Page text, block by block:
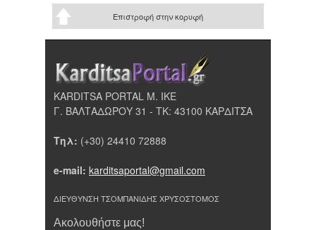
Επιστροφή στην κορυφή
KARDITSA PORTAL Μ. ΙΚΕ
Γ. ΒΑΛΤΑΔΩΡΟΥ 31 - ΤΚ: 43100 ΚΑΡΔΙΤΣΑ
Τηλ: (+30) 24410 72888
e-mail: karditsaportal@gmail.com
ΔΙΕΥΘΥΝΣΗ ΤΣΟΜΠΑΝΙΔΗΣ ΧΡΥΣΟΣΤΟΜΟΣ
Ακολουθήστε μας!